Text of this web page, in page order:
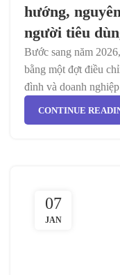
hướng,
người tiêu
Bước sang năm
bằng một đợt điều
đình và doanh
CONTINUE
07
JAN